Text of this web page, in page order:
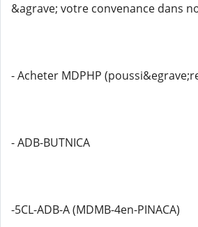
&agrave; votre convenance dans
- Acheter MDPHP
- ADB-BUTNICA
-5CL-ADB-A (MDMB-4en-PINACA)